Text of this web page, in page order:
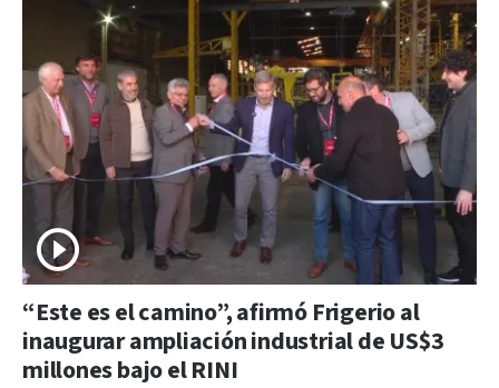
“Este es el camino”, afirmó Frigerio al
inaugurar ampliación industrial de US$3
millones bajo el RINI